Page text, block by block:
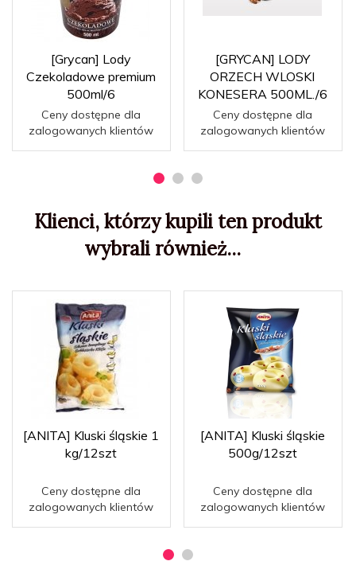
[Grycan] Lody
Czekoladowe premium
500ml/6
Ceny dostępne dla
zalogowanych klientów
[GRYCAN] LODY
ORZECH WLOSKI
KONESERA 500ML./6
Ceny dostępne dla
zalogowanych klientów
Klienci, którzy kupili ten produkt
wybrali również...
[ANITA] Kluski śląskie 1
kg/12szt
Ceny dostępne dla
zalogowanych klientów
[ANITA] Kluski śląskie
500g/12szt
Ceny dostępne dla
zalogowanych klientów